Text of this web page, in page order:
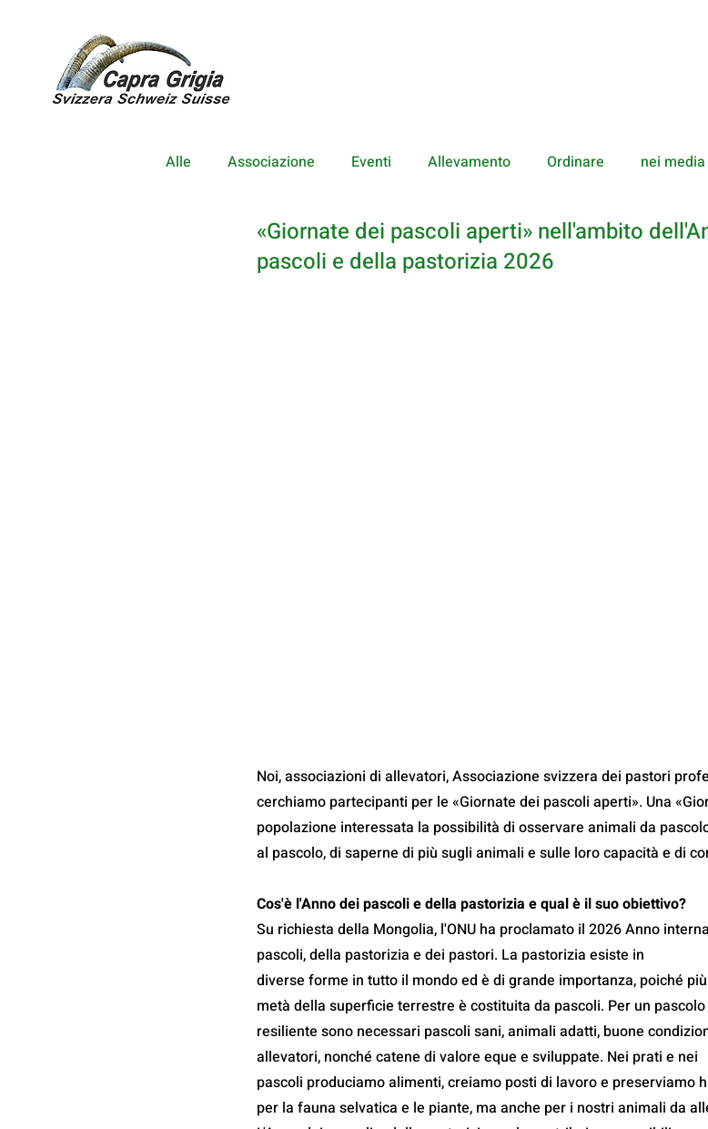
Alle Associazione Eventi Allevamento Ordinare nei media
«Giornate dei pascoli aperti» nell'ambito
pascoli e della pastorizia 2026
Noi, associazioni di allevatori, Associazione svizzera dei pastori
cerchiamo partecipanti per le «Giornate dei pascoli aperti». Una
popolazione interessata la possibilità di osservare animali da
al pascolo, di saperne di più sugli animali e sulle loro capacità e di
Cos'è l'Anno dei pascoli e della pastorizia e qual è il suo obiettivo?
Su richiesta della Mongolia, l'ONU ha proclamato il 2026 Anno
pascoli, della pastorizia e dei pastori. La pastorizia esiste in
diverse forme in tutto il mondo ed è di grande importanza, poiché
metà della superficie terrestre è costituita da pascoli. Per un
resiliente sono necessari pascoli sani, animali adatti, buone
allevatori, nonché catene di valore eque e sviluppate. Nei prati e nei
pascoli produciamo alimenti, creiamo posti di lavoro e preserviamo
per la fauna selvatica e le piante, ma anche per i nostri animali da